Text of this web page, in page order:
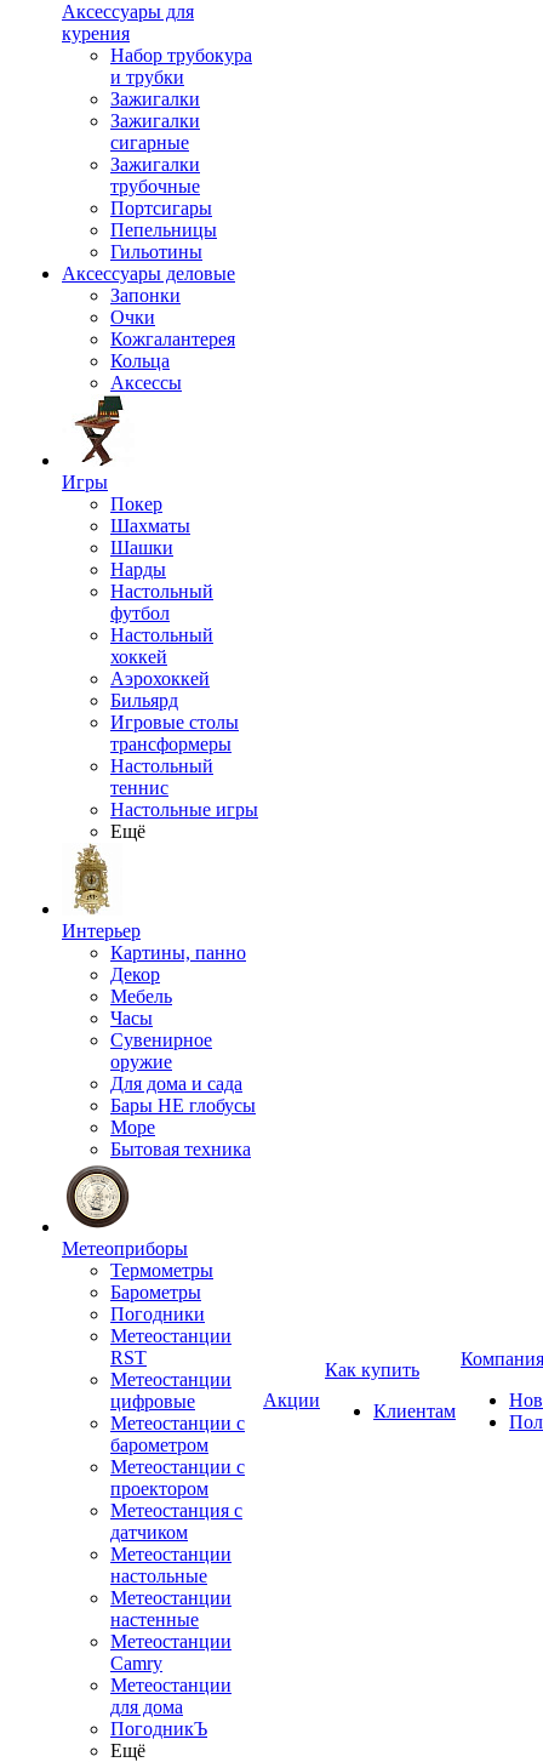
Аксессуары для
курения
Набор трубокура
и трубки
Зажигалки
Зажигалки
сигарные
Зажигалки
трубочные
Портсигары
Пепельницы
Гильотины
Аксессуары деловые
Запонки
Очки
Кожгалантерея
Кольца
Аксессы
Игры
Покер
Шахматы
Шашки
Нарды
Настольный
футбол
Настольный
хоккей
Аэрохоккей
Бильярд
Игровые столы
трансформеры
Настольный
теннис
Настольные игры
Ещё
Интерьер
Картины, панно
Декор
Мебель
Часы
Сувенирное
оружие
Для дома и сада
Бары НЕ глобусы
Море
Бытовая техника
Метеоприборы
Термометры
Барометры
Погодники
Метеостанции
RST
Метеостанции
цифровые
Метеостанции с
барометром
Метеостанции с
проектором
Метеостанция с
датчиком
Метеостанции
настольные
Метеостанции
настенные
Метеостанции
Camry
Метеостанции
для дома
ПогодникЪ
Ещё
Акции
Как купить
Клиентам
Компания